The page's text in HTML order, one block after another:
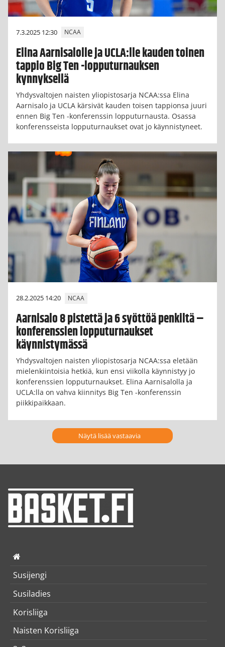
7.3.2025 12:30 NCAA
Elina Aarnisalolle ja UCLA:lle kauden toinen
tappio Big Ten -lopputurnauksen
kynnyksellä
Yhdysvaltojen naisten yliopistosarja NCAA:ssa Elina
Aarnisalo ja UCLA kärsivät kauden toisen tappionsa juuri
ennen Big Ten -konferenssin lopputurnausta. Osassa
konferensseista lopputurnaukset ovat jo käynnistyneet.
28.2.2025 14:20 NCAA
Aarnisalo 8 pistettä ja 6 syöttöä penkiltä –
konferenssien lopputurnaukset
käynnistymässä
Yhdysvaltojen naisten yliopistosarja NCAA:ssa eletään
mielenkiintoisia hetkiä, kun ensi viikolla käynnistyy jo
konferenssien lopputurnaukset. Elina Aarnisalolla ja
UCLA:lla on vahva kiinnitys Big Ten -konferenssin
piikkipaikkaan.
Näytä lisää vastaavia
Susijengi
Susiladies
Korisliiga
Naisten Korisliiga